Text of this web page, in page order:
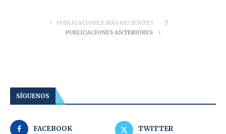
PUBLICACIONES MÁS RECIENTES
PUBLICACIONES ANTERIORES
SÍGUENOS
FACEBOOK TWITTER